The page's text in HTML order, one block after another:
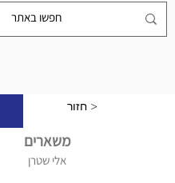
חזור >
משארים
אלי שטרן